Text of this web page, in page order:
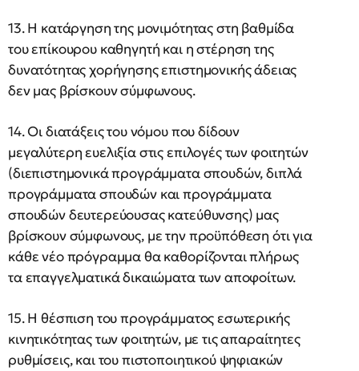
13. Η κατάργηση της μονιμότητας στη βαθμίδα
του επίκουρου καθηγητή και η στέρηση της
δυνατότητας χορήγησης επιστημονικής άδειας
δεν μας βρίσκουν σύμφωνους.
14. Οι διατάξεις του νόμου που δίδουν
μεγαλύτερη ευελιξία στις επιλογές των φοιτητών
(διεπιστημονικά προγράμματα σπουδών, διπλά
προγράμματα σπουδών και προγράμματα
σπουδών δευτερεύουσας κατεύθυνσης) μας
βρίσκουν σύμφωνους, με την προϋπόθεση ότι για
κάθε νέο πρόγραμμα θα καθορίζονται πλήρως
τα επαγγελματικά δικαιώματα των αποφοίτων.
15. Η θέσπιση του προγράμματος εσωτερικής
κινητικότητας των φοιτητών, με τις απαραίτητες
ρυθμίσεις, και του πιστοποιητικού ψηφιακών